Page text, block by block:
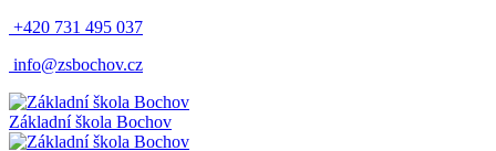
+420 731 495 037
info@zsbochov.cz
Základní škola Bochov